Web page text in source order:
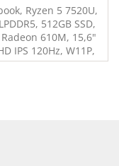
Ryzen 5 7520U,
512GB SSD,
610M, 15,6"
IPS 120Hz, W11P,
3Y PS on-site